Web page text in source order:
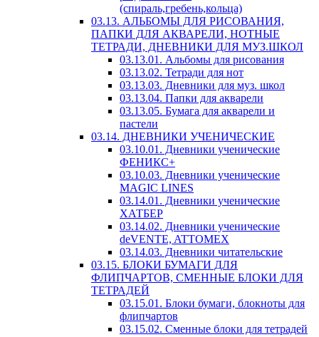
(спираль,гребень,кольца)
03.13. АЛЬБОМЫ ДЛЯ РИСОВАНИЯ,
ПАПКИ ДЛЯ АКВАРЕЛИ, НОТНЫЕ
ТЕТРАДИ, ДНЕВНИКИ ДЛЯ МУЗ.ШКОЛ
03.13.01. Альбомы для рисования
03.13.02. Тетради для нот
03.13.03. Дневники для муз. школ
03.13.04. Папки для акварели
03.13.05. Бумага для акварели и
пастели
03.14. ДНЕВНИКИ УЧЕНИЧЕСКИЕ
03.10.01. Дневники ученические
ФЕНИКС+
03.10.03. Дневники ученические
MAGIC LINES
03.14.01. Дневники ученические
ХАТБЕР
03.14.02. Дневники ученические
deVENTE, ATTOMEX
03.14.03. Дневники читательские
03.15. БЛОКИ БУМАГИ ДЛЯ
ФЛИПЧАРТОВ, СМЕННЫЕ БЛОКИ ДЛЯ
ТЕТРАДЕЙ
03.15.01. Блоки бумаги, блокноты для
флипчартов
03.15.02. Сменные блоки для тетрадей